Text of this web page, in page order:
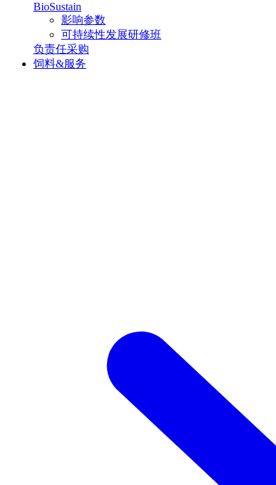
BioSustain
影响参数
可持续性发展研修班
负责任采购
饲料&服务